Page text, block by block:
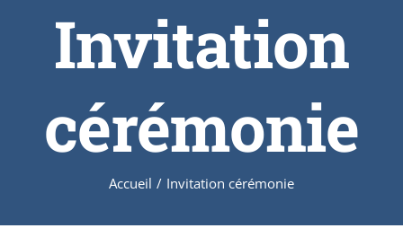
Invitation
cérémonie
Accueil / Invitation cérémonie